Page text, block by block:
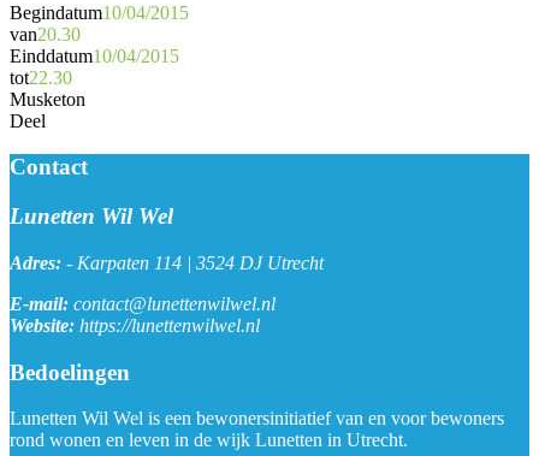
Begindatum10/04/2015
van20.30
Einddatum10/04/2015
tot22.30
Musketon
Deel
Contact
Lunetten Wil Wel
Adres: - Karpaten 114 | 3524 DJ Utrecht
E-mail: contact@lunettenwilwel.nl
Website: https://lunettenwilwel.nl
Bedoelingen
Lunetten Wil Wel is een bewonersinitiatief van en voor bewoners
rond wonen en leven in de wijk Lunetten in Utrecht.